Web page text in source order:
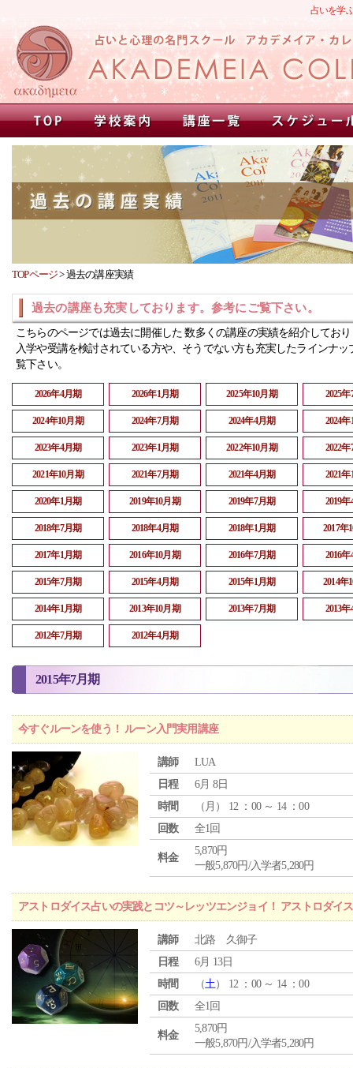
占いを学
TOPページ>過去の講座実績
過去の講座も充実しております。参考にご覧下さい。
こちらのページでは過去に開催した 数多くの講座の実績を紹介してお
入学や受講を検討されている方や、そうでない方も充実したラインナッ
覧下さい。
2026年4月期 2026年1月期 2025年10月期 2025
2024年10月期 2024年7月期 2024年4月期 2024
2023年4月期 2023年1月期 2022年10月期 2022
2021年10月期 2021年7月期 2021年4月期 2021
2020年1月期 2019年10月期 2019年7月期 2019
2018年7月期 2018年4月期 2018年1月期 2017年
2017年1月期 2016年10月期 2016年7月期 2016
2015年7月期 2015年4月期 2015年1月期 2014年
2014年1月期 2013年10月期 2013年7月期 2013
2012年7月期 2012年4月期
2015年7月期
今すぐルーンを使う！ ルーン入門実用講座
講師
LUA
日程
6月 8日
時間
（ 月 ） 12 ：00 ～ 14 ：00
回数
全1回
料金
5,870円
一般5,870円/入学者5,280円
アストロダイス占いの実践とコツ～レッツエンジョイ！ アストロダイ
講師
北路 久御子
日程
6月 13日
時間
（土） 12 ：00 ～ 14 ：00
回数
全1回
料金
5,870円
一般5,870円/入学者5,280円